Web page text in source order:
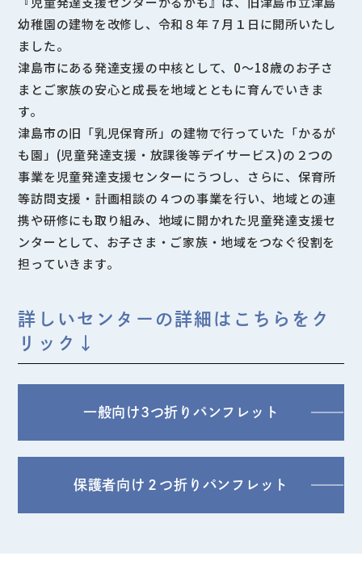
幼稚園の建物を改修し、令和８年７月１日に開所いたし
ました。
津島市にある発達支援の中核として、0～18歳のお子さ
まとご家族の安心と成長を地域とともに育んでいきま
す。
津島市の旧「乳児保育所」の建物で行っていた「かるが
も園」(児童発達支援・放課後等デイサービス)の２つの
事業を児童発達支援センターにうつし、さらに、保育所
等訪問支援・計画相談の４つの事業を行い、地域との連
携や研修にも取り組み、地域に開かれた児童発達支援セ
ンターとして、お子さま・ご家族・地域をつなぐ役割を
担っていきます。
詳しいセンターの詳細はこちらをク
リック↓
一般向け3つ折りパンフレット
保護者向け２つ折りパンフレット